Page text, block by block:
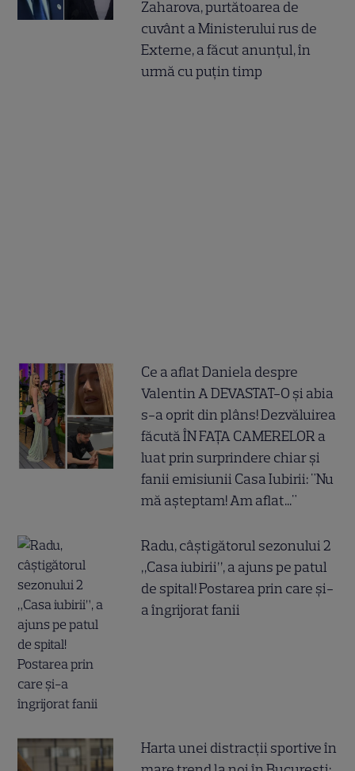
Zaharova, purtătoarea de
cuvânt a Ministerului rus de
Externe, a făcut anunțul, în
urmă cu puțin timp
Ce a aflat Daniela despre
Valentin A DEVASTAT-O și abia
s-a oprit din plâns! Dezvăluirea
făcută ÎN FAȚA CAMERELOR a
luat prin surprindere chiar și
fanii emisiunii Casa Iubirii: "Nu
mă așteptam! Am aflat..."
Radu, câștigătorul sezonului 2
„Casa iubirii”, a ajuns pe patul
de spital! Postarea prin care și-
a îngrijorat fanii
Harta unei distracții sportive în